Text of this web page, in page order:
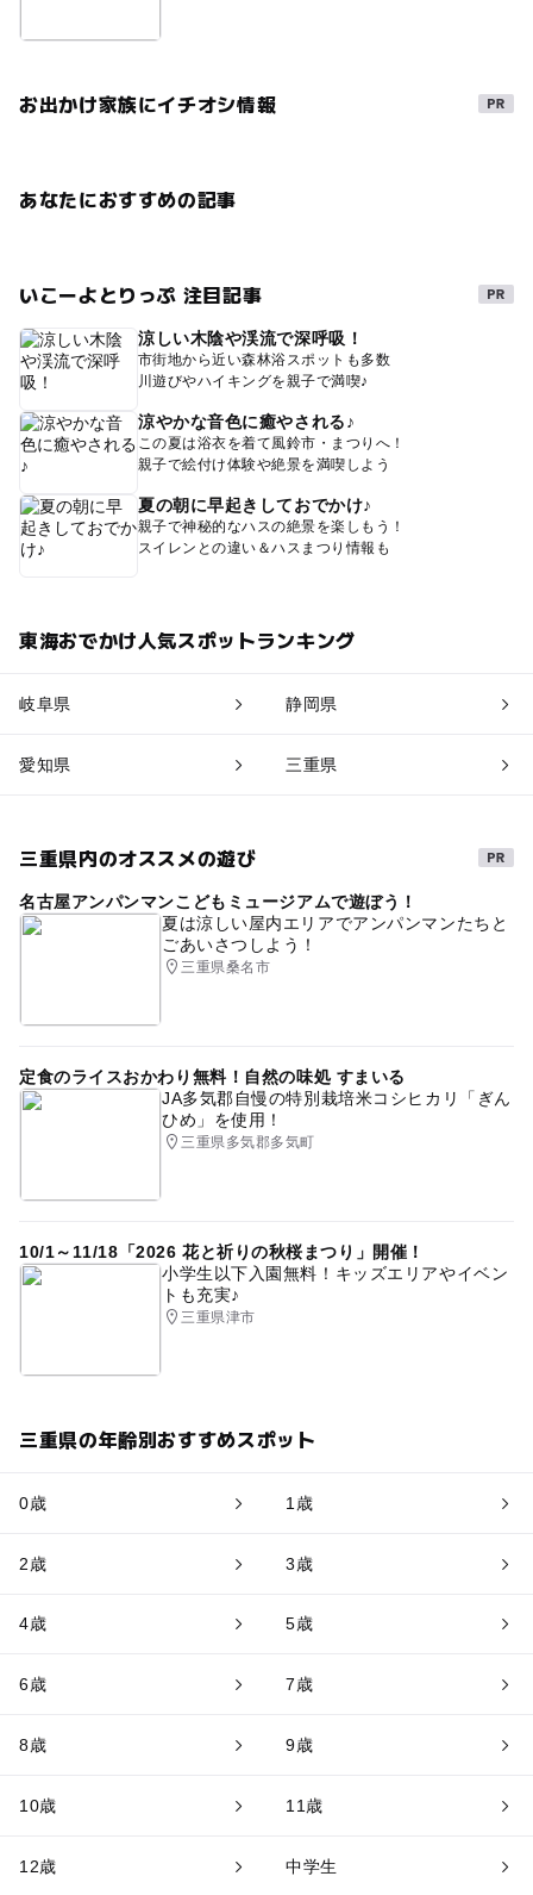
お出かけ家族にイチオシ情報
あなたにおすすめの記事
いこーよとりっぷ 注目記事
涼しい木陰や渓流で深呼吸！
市街地から近い森林浴スポットも多数
川遊びやハイキングを親子で満喫♪
涼やかな音色に癒やされる♪
この夏は浴衣を着て風鈴市・まつりへ！
親子で絵付け体験や絶景を満喫しよう
夏の朝に早起きしておでかけ♪
親子で神秘的なハスの絶景を楽しもう！
スイレンとの違い＆ハスまつり情報も
東海おでかけ人気スポットランキング
岐阜県 静岡県
愛知県 三重県
三重県内のオススメの遊び
名古屋アンパンマンこどもミュージアムで遊ぼう！
夏は涼しい屋内エリアでアンパンマンたちと
ごあいさつしよう！
三重県桑名市
定食のライスおかわり無料！自然の味処 すまいる
JA多気郡自慢の特別栽培米コシヒカリ「ぎん
ひめ」を使用！
三重県多気郡多気町
10/1～11/18「2026 花と祈りの秋桜まつり」開催！
小学生以下入園無料！キッズエリアやイベン
トも充実♪
三重県津市
三重県の年齢別おすすめスポット
0歳 1歳
2歳 3歳
4歳 5歳
6歳 7歳
8歳 9歳
10歳 11歳
12歳 中学生